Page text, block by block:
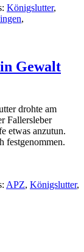
Königslutter,
,
Gewalt
drohte am
Fallersleber
etwas anzutun.
festgenommen.
APZ, Königslutter,